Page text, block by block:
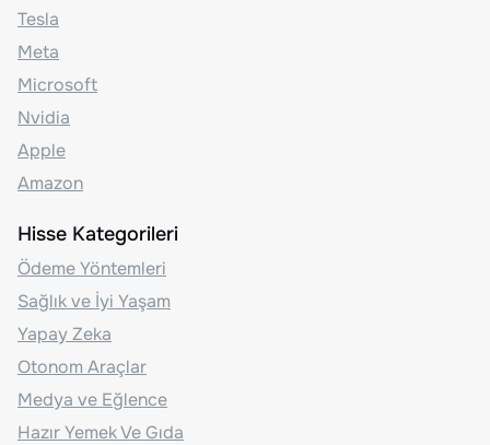
Tesla
Meta
Microsoft
Nvidia
Apple
Amazon
Hisse Kategorileri
Ödeme Yöntemleri
Sağlık ve İyi Yaşam
Yapay Zeka
Otonom Araçlar
Medya ve Eğlence
Hazır Yemek Ve Gıda